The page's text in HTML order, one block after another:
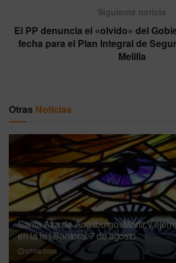
Siguiente noticia
El PP denuncia el «olvido» del
fecha para el Plan Integral de
Melilla
Otras Noticias
Santa Afra de Augsburgo: Mártir y
en la fe | Santoral 7 de agosto
07/08/2026